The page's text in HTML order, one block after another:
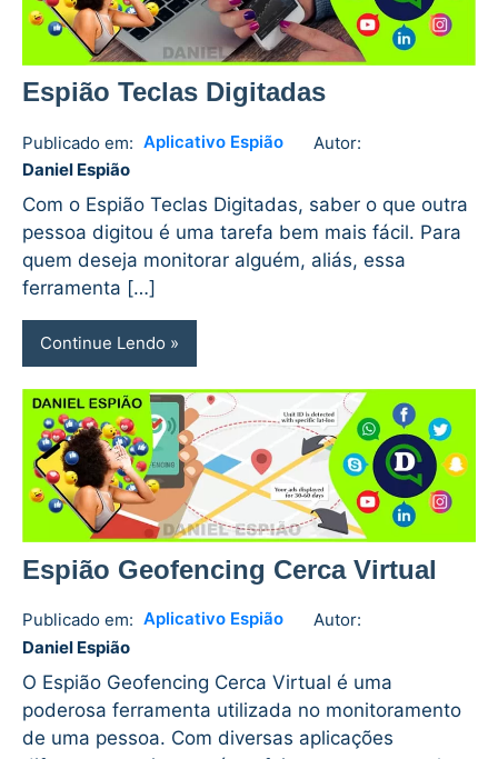
Espião Teclas Digitadas
Publicado em: Aplicativo Espião
Autor:
Daniel Espião
Daniel
No
Com o Espião Teclas Digitadas, saber o que outra
pessoa digitou é uma tarefa bem mais fácil. Para
quem deseja monitorar alguém, aliás, essa
ferramenta […]
Continue Lendo
Espião Geofencing Cerca Virtual
Publicado em: Aplicativo Espião
Autor:
Daniel Espião
Daniel
No
O Espião Geofencing Cerca Virtual é uma
poderosa ferramenta utilizada no monitoramento
de uma pessoa. Com diversas aplicações